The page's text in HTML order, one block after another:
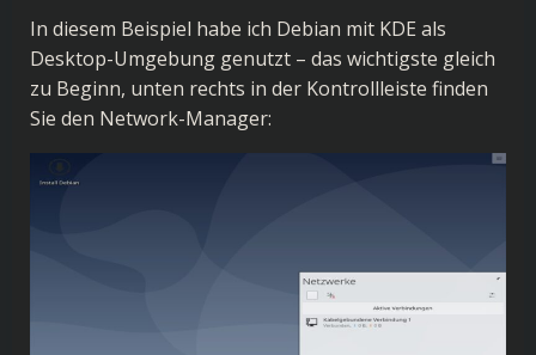
In diesem Beispiel habe ich Debian mit KDE als
Desktop-Umgebung genutzt – das wichtigste gleich
zu Beginn, unten rechts in der Kontrollleiste finden
Sie den Network-Manager: